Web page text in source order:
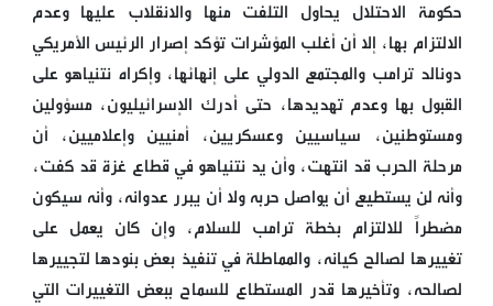
حكومة الاحتلال يحاول التلفت منها والانقلاب عليها وعدم
الالتزام بها، إلا أن أغلب المؤشرات تؤكد إصرار الرئيس الأمريكي
دونالد ترامب والمجتمع الدولي على إنهائها، وإكراه نتنياهو على
القبول بها وعدم تهديدها، حتى أدرك الإسرائيليون، مسؤولين
ومستوطنين، سياسيين وعسكريين، أمنيين وإعلاميين، أن
مرحلة الحرب قد انتهت، وأن يد نتنياهو في قطاع غزة قد كفت،
وأنه لن يستطيع أن يواصل حربه ولا أن يبرر عدوانه، وأنه سيكون
مضطراً للالتزام بخطة ترامب للسلام، وإن كان يعمل على
تغييرها لصالح كيانه، والمماطلة في تنفيذ بعض بنودها لتجييرها
لصالحه، وتأخيرها قدر المستطاع للسماح ببعض التغييرات التي